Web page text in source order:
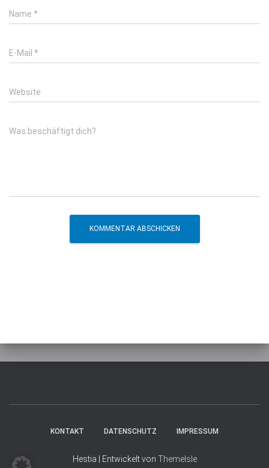
Name *
E-Mail *
Website
Was beschäftigt dich?
KONTAKT DATENSCHUTZ IMPRESSUM
Hestia | Entwickelt von ThemeIsle